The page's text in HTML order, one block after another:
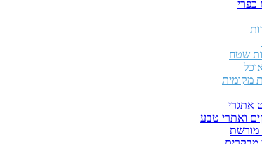
כפרי
שטח
מקומית
אתגרי
ואתרי טבע
מורשת